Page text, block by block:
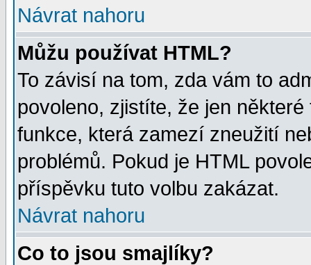
Návrat nahoru
Můžu používat HTML?
To závisí na tom, zda vám to
povoleno, zjistíte, že jen
funkce, která zamezí zneužití
problémů. Pokud je HTML
příspěvku tuto volbu zakázat.
Návrat nahoru
Co to jsou smajlíky?